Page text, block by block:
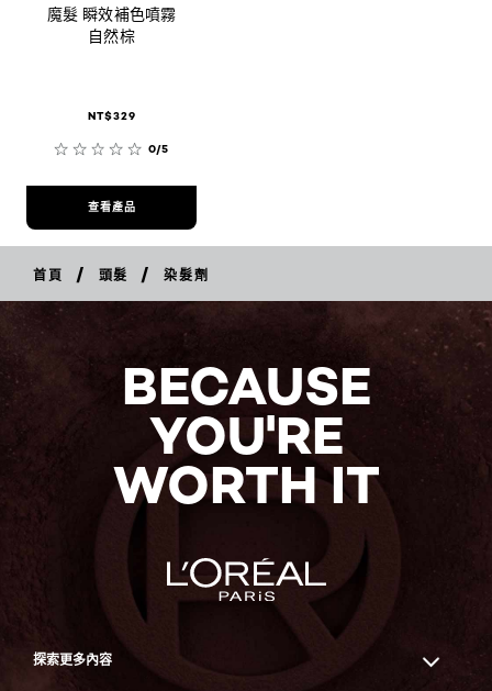
魔髮 瞬效補色噴霧
自然棕
NT$329
0/5
查看產品
首頁 / 頭髮 / 染髮劑
BECAUSE
YOU'RE
WORTH IT
探索更多內容